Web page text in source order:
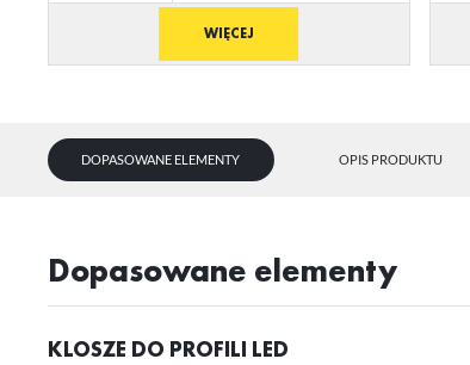
WIĘCEJ
DOPASOWANE ELEMENTY OPIS PRODUKTU
dopasowane elementy
KLOSZE DO PROFILI LED